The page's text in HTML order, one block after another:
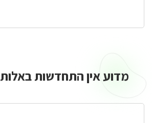
מדועמדוע אין התחדשות